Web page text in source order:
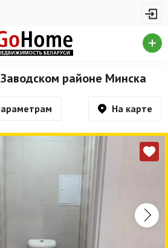
недвижимость
недвижимости
недвижимости
Другие разделы
районе Минска
На карте